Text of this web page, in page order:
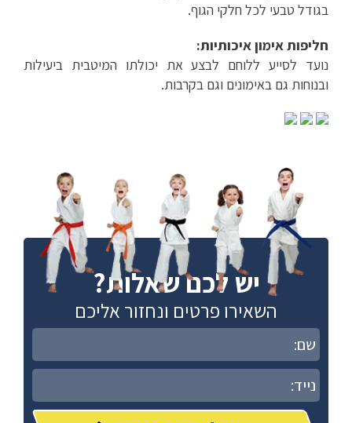
בגודל טבעי לכל חלקי הגוף.
חליפות אימון איכותיות:
נועד לסייע ללוחם לבצע את יכולתו המיטבית ביעילות
ובנוחות גם באימונים וגם בקרבות.
יש לכם שאלות?
השאירו פרטים ונחזור אליכם